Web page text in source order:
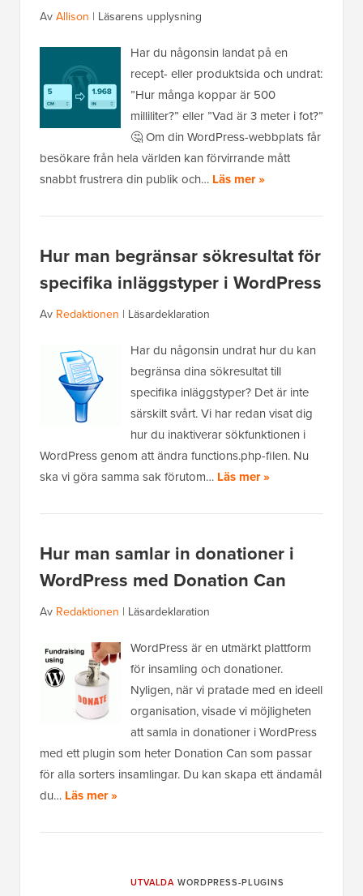
AvAllison | Läsarens upplysning
Har du någonsin landat på en
recept- eller produktsida och undrat:
”Hur många koppar är 500
milliliter?” eller ”Vad är 3 meter i fot?”
🤔 Om din WordPress-webbplats får
besökare från hela världen kan förvirrande mått
snabbt frustrera din publik och… Läs mer »
Hur man begränsar sökresultat för
specifika inläggstyper i WordPress
Av Redaktionen | Läsardeklaration
Har du någonsin undrat hur du kan
begränsa dina sökresultat till
specifika inläggstyper? Det är inte
särskilt svårt. Vi har redan visat dig
hur du inaktiverar sökfunktionen i
WordPress genom att ändra functions.php-filen. Nu
ska vi göra samma sak förutom… Läs mer »
Hur man samlar in donationer i
WordPress med Donation Can
Av Redaktionen | Läsardeklaration
WordPress är en utmärkt plattform
för insamling och donationer.
Nyligen, när vi pratade med en ideell
organisation, visade vi möjligheten
att samla in donationer i WordPress
med ett plugin som heter Donation Can som passar
för alla sorters insamlingar. Du kan skapa ett ändamål
du… Läs mer »
UTVALDA WORDPRESS-PLUGINS